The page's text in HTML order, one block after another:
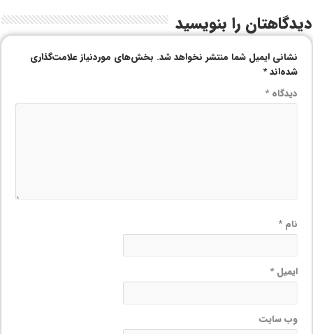
دیدگاهتان را بنویسید
نشانی ایمیل شما منتشر نخواهد شد. بخش‌های موردنیاز علامت‌گذاری
شده‌اند*
دیدگاه*
نام*
ایمیل*
وب‌ سایت